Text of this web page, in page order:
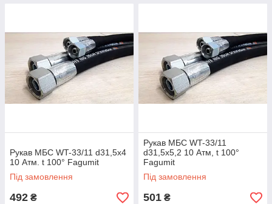
Рукав МБС WT-33/11 d31,5x4
10 Атм. t 100° Fagumit
Під замовлення
492 ₴
Рукав МБС WT-33/11
d31,5x5,2 10 Атм, t 100°
Fagumit
Під замовлення
501 ₴